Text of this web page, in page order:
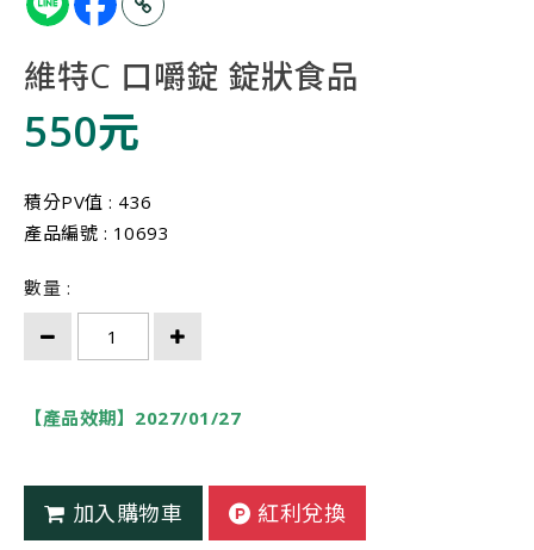
維特C 口嚼錠 錠狀食品
550元
積分PV值 : 436
產品編號 : 10693
數量 :
【產品效期】2027/01/27
加入購物車 紅利兌換